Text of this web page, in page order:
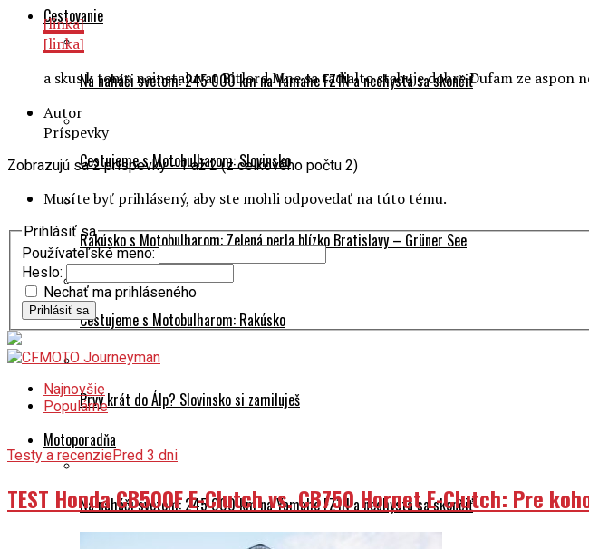
Cestovanie
Na naháči svetom: 245 000 km na Yamahe FZ1N a nechystá sa skončiť
Cestujeme s Motobulharom: Slovinsko
Rakúsko s Motobulharom: Zelená perla blízko Bratislavy – Grüner See
Cestujeme s Motobulharom: Rakúsko
Prvý krát do Álp? Slovinsko si zamiluješ
Motoporadňa
Na naháči svetom: 245 000 km na Yamahe FZ1N a nechystá sa skončiť
[linka]
[linka]
a skus k tomu nainstaluvat Bitlord.Mne sa tadialto stahuje dobre.Dufam ze aspon
Autor
Príspevky
Zobrazujú sa 2 príspevky - 1 až 2 (z celkového počtu 2)
Musíte byť prihlásený, aby ste mohli odpovedať na túto tému.
Prihlásiť sa
Používateľské meno:
Heslo:
Nechať ma prihláseného
Prihlásiť sa
Najnovšie
Populárne
Testy a recenziePred 3 dni
TEST Honda CB500F E-Clutch vs. CB750 Hornet E-Clutch: Pre